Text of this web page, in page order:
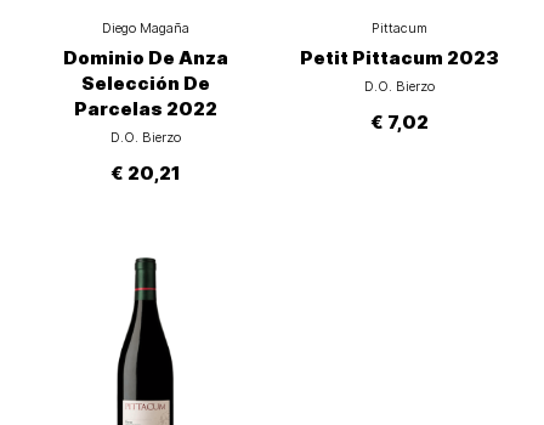
Diego Magaña
Dominio De Anza
Selección De
Parcelas 2022
D.O. Bierzo
€ 20,21
Pittacum
Petit Pittacum 2023
D.O. Bierzo
€ 7,02